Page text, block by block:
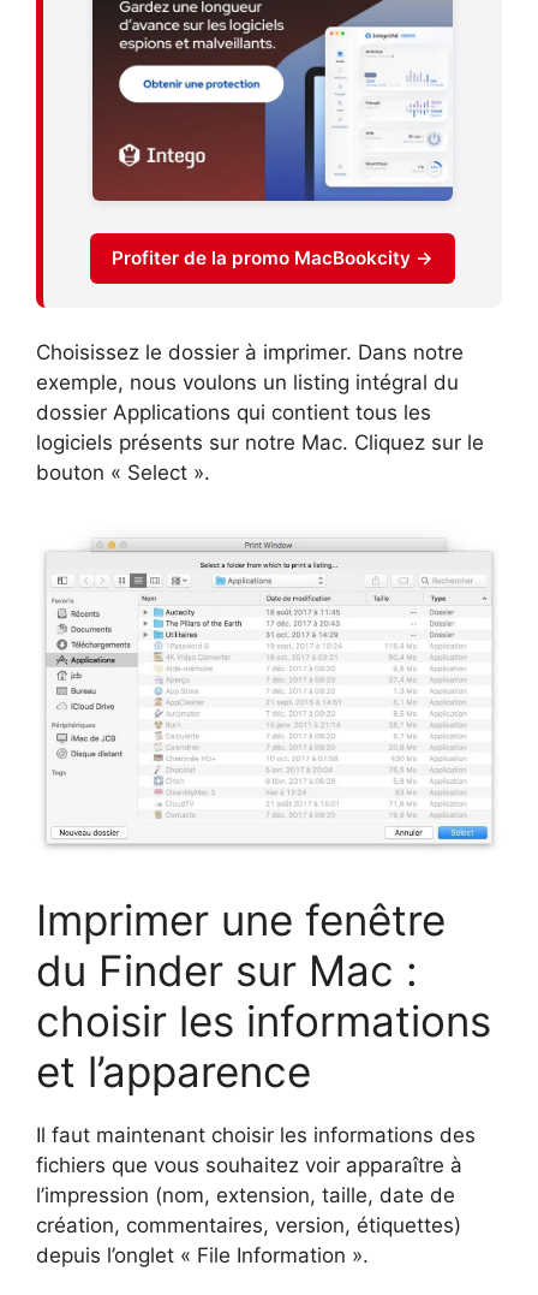
Profiter de la promo MacBookcity →
Choisissez le dossier à imprimer. Dans notre
exemple, nous voulons un listing intégral du
dossier Applications qui contient tous les
logiciels présents sur notre Mac. Cliquez sur le
bouton « Select ».
Imprimer une fenêtre
du Finder sur Mac :
choisir les informations
et l’apparence
Il faut maintenant choisir les informations des
fichiers que vous souhaitez voir apparaître à
l’impression (nom, extension, taille, date de
création, commentaires, version, étiquettes)
depuis l’onglet « File Information ».